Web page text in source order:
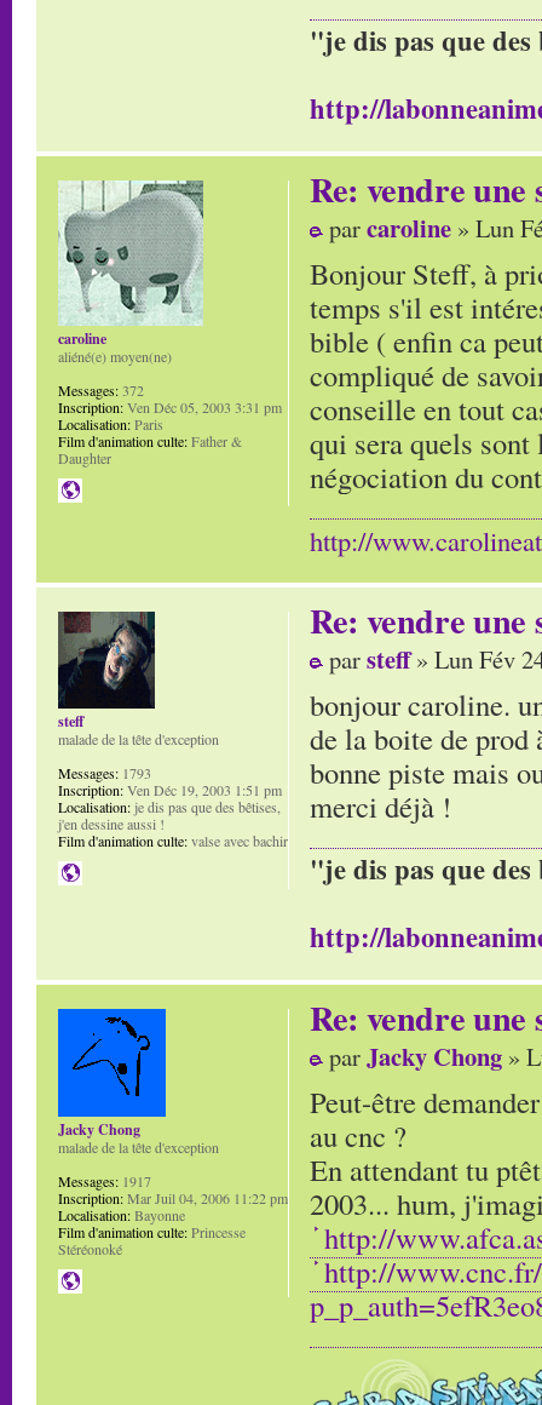
"je dis pas que
http://
Re: vendre une
parcaroline » Lun
Bonjour Steff, à
temps s'il est
bible ( enfin ca
compliqué de
conseille en tout
qui sera quels
négociation du
http://
caroline
aliéné(e) moyen(ne)
Messages:372
Inscription:Ven Déc 05, 2003 3:31 pm
Localisation:Paris
Film d'animation culte:Father &
Daughter
Re: vendre une
parsteff» Lun Fév
bonjour caroline.
de la boite de prod
bonne piste mais
merci déjà !
"je dis pas que
http://
steff
malade de la tête d'exception
Messages: 1793
Inscription:Ven Déc 19, 2003 1:51 pm
Localisation:je dis pas que des bêtises,
j'en dessine aussi !
Film d'animation culte:valse avec bachir
Re: vendre une
parJacky Chong »
Peut-être
au cnc ?
En attendant tu
2003... hum,
http://
http://
Jacky Chong
malade de la tête d'exception
Messages: 1917
Inscription:Mar Juil 04, 2006 11:22 pm
Localisation:Bayonne
Film d'animation culte:Princesse
Stéréonoké